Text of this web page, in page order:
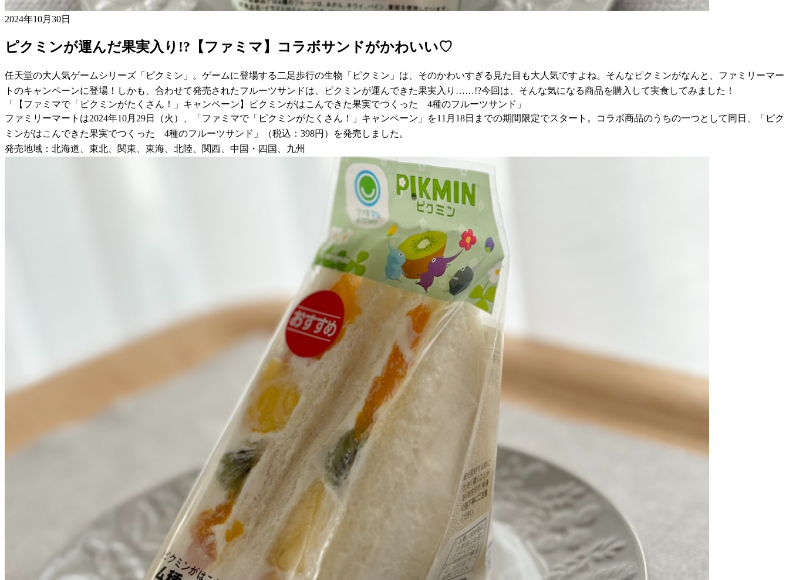
2024年10月30日
ピクミンが運んだ果実入り!?【ファミマ】コラボサンドがかわいい♡
任天堂の大人気ゲームシリーズ「ピクミン」。ゲームに登場する二足歩行の生物「ピクミン」は、そのかわいすぎる見た目も大人気ですよね。そんなピクミンがなんと、ファミリーマー
トのキャンペーンに登場！しかも、合わせて発売されたフルーツサンドは、ピクミンが運んできた果実入り……!?今回は、そんな気になる商品を購入して実食してみました！
「【ファミマで「ピクミンがたくさん！」キャンペーン】ピクミンがはこんできた果実でつくった 4種のフルーツサンド」
ファミリーマートは2024年10月29日（火）、「ファミマで「ピクミンがたくさん！」キャンペーン」を11月18日までの期間限定でスタート。コラボ商品のうちの一つとして同日、「ピク
ミンがはこんできた果実でつくった 4種のフルーツサンド」（税込：398円）を発売しました。
発売地域：北海道、東北、関東、東海、北陸、関西、中国・四国、九州